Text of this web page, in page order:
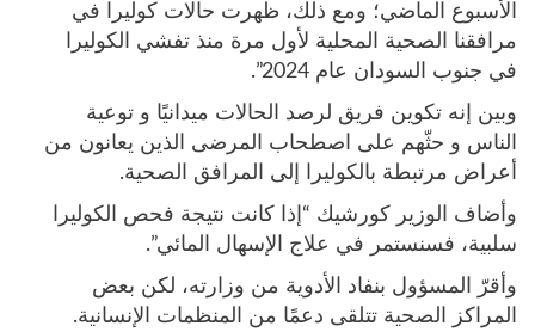
الأسبوع الماضي؛ ومع ذلك، ظهرت حالات كوليرا في
مرافقنا الصحية المحلية لأول مرة منذ تفشي الكوليرا
في جنوب السودان عام 2024”.
وبين إنه تكوين فريق لرصد الحالات ميدانيًا و توعية
الناس و حثّهم على اصطحاب المرضى الذين يعانون من
أعراض مرتبطة بالكوليرا إلى المرافق الصحية.
وأضاف الوزير كورشيك “إذا كانت نتيجة فحص الكوليرا
سلبية، فسنستمر في علاج الإسهال المائي”.
وأقرّ المسؤول بنفاد الأدوية من وزارته، لكن بعض
المراكز الصحية تتلقى دعمًا من المنظمات الإنسانية.